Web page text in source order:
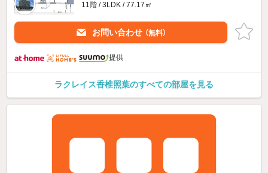
11階 / 3LDK / 77.17㎡
お問い合わせ （無料）
提供
ラクレイス香椎照葉のすべての部屋を見る